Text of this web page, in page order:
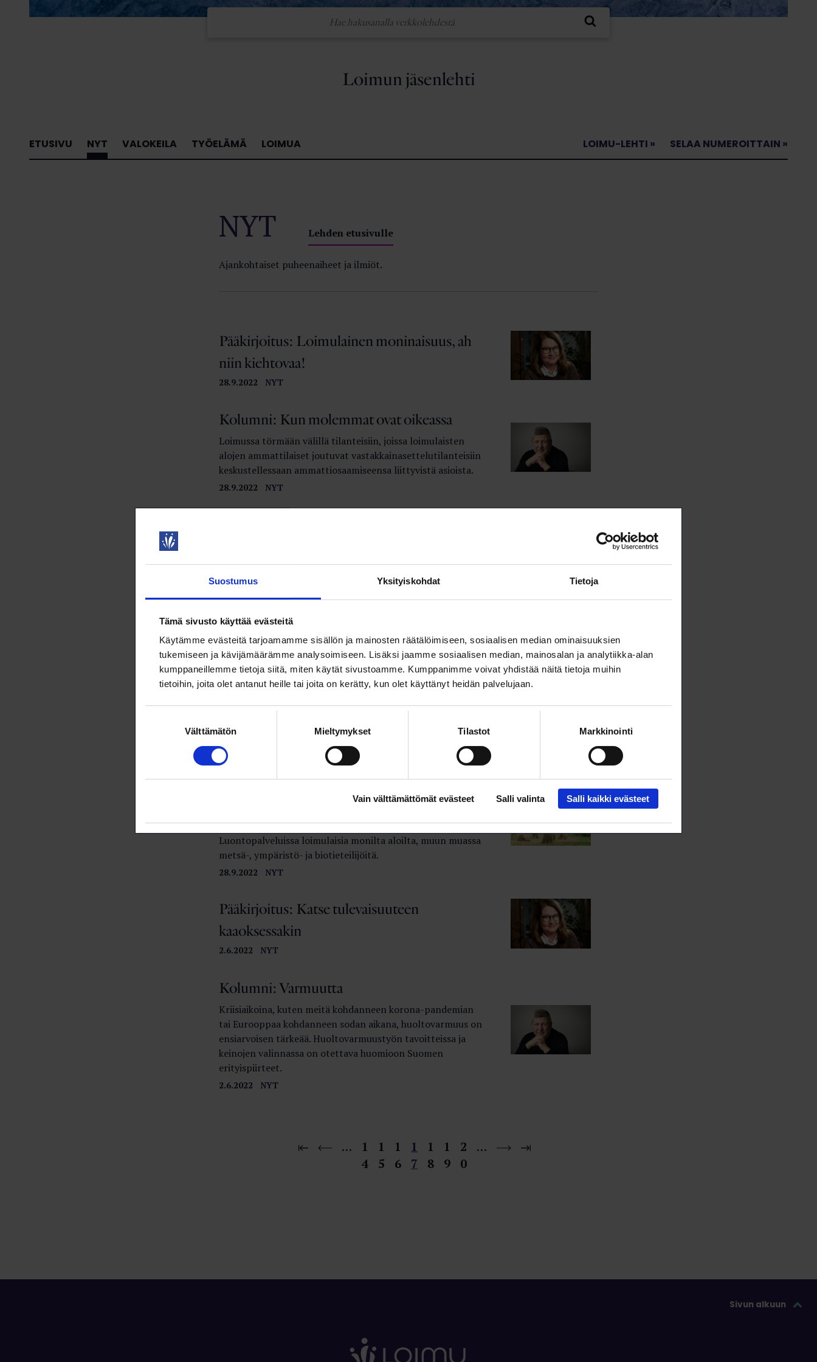
Suostumus Yksityiskohdat Tietoja
Tämä sivusto käyttää evästeitä
Käytämme evästeitä tarjoamamme sisällön ja mainosten räätälöimiseen, sosiaalisen median ominaisuuksien
tukemiseen ja kävijämäärämme analysoimiseen. Lisäksi jaamme sosiaalisen median, mainosalan ja analytiikka-alan
kumppaneillemme tietoja siitä, miten käytät sivustoamme. Kumppanimme voivat yhdistää näitä tietoja muihin
tietoihin, joita olet antanut heille tai joita on kerätty, kun olet käyttänyt heidän palvelujaan.
Välttämätön Mieltymykset Tilastot Markkinointi
Vain välttämättömät evästeet Salli valinta Salli kaikki evästeet
Loimun jäsenlehti
ETUSIVU NYT VALOKEILA TYÖELÄMÄ LOIMUA LOIMU-LEHTI » SELAA NUMEROITTAIN »
NYT Lehden etusivulle
Ajankohtaiset puheenaiheet ja ilmiöt.
28.9.2022 NYT
Pääkirjoitus: Loimulainen moninaisuus, ah
niin kiehtovaa!
28.9.2022 NYT
Kolumni: Kun molemmat ovat oikeassa
Loimussa törmään välillä tilanteisiin, joissa loimulaisten
alojen ammattilaiset joutuvat vastakkainasettelutilanteisiin
keskustellessaan ammattiosaamiseensa liittyvistä asioista.
28.9.2022 NYT
Haasteena elämän arvoitus
Biofysiikan tutkimus johtaa helposti perimmäisiin
kysymyksiin elämän ja tietoisuuden luonteesta.
28.9.2022
Suurempi on vaikuttavampi
Parannamme loimulaisten alojen toimintaedellytyksiä
viemällä aktiivisesti eteen päin jäsenten yhteisiä tavoitteita.
28.9.2022 NYT
Luonnonarvoja ja kulttuuriperintöä
Suomen kulttuuriomaisuutta vaalii Metsä­hallituksen
Luontopalveluissa loimulaisia monilta aloilta, muun muassa
metsä-, ympäristö- ja biotieteilijöitä.
2.6.2022 NYT
Pääkirjoitus: Katse tulevaisuuteen
kaaoksessakin
2.6.2022 NYT
Kolumni: Varmuutta
Kriisiaikoina, kuten meitä kohdanneen korona-pandemian
tai Eurooppaa kohdanneen sodan aikana, huoltovarmuus on
ensiarvoisen tärkeää. Huoltovarmuustyön tavoitteissa ja
keinojen valinnassa on otettava huomioon Suomen
erityispiirteet.
…
1
4
1
5
1
6
1
7
1
8
1
9
2
0
…
Sivun alkuun